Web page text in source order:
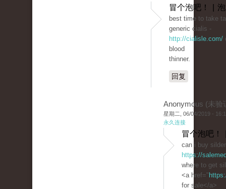
冒个泡吧！ |
best time to take
generic cialis -
http://cialisle.com/
blood
thinner.
回复
Anonymous (未验
星期二, 06/04/2019 -
永久连接
冒个泡吧！
can i buy
https://
where to get
<a href="
for sale</a>